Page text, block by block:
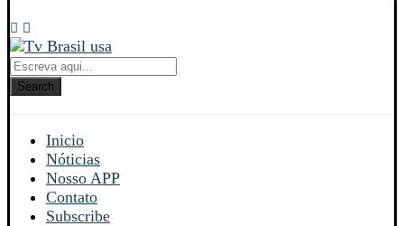
Search
Inicio
Nóticias
Nosso APP
Contato
Subscribe